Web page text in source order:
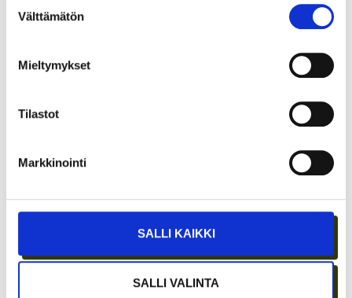
valinta
Välttämätön
Mieltymykset
Tilastot
Markkinointi
SALLI KAIKKI
SALLI VALINTA
PARHAAT IDEAT SYNTYVÄT EDELLEEN